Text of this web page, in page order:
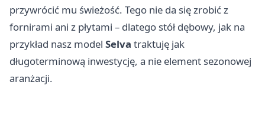
przywrócić mu świeżość. Tego nie da się zrobić z
fornirami ani z płytami – dlatego stół dębowy, jak na
przykład nasz model Selva traktuję jak
długoterminową inwestycję, a nie element sezonowej
aranżacji.